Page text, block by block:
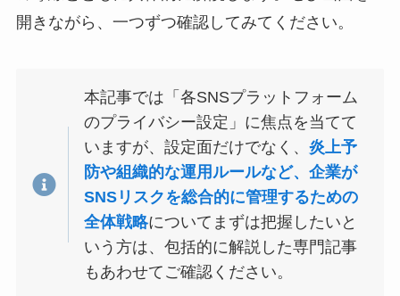
開きながら、一つずつ確認してみてください。
本記事では「各SNSプラットフォーム
のプライバシー設定」に焦点を当てて
いますが、設定面だけでなく、炎上予
防や組織的な運用ルールなど、企業が
SNSリスクを総合的に管理するための
全体戦略についてまずは把握したいと
いう方は、包括的に解説した専門記事
もあわせてご確認ください。